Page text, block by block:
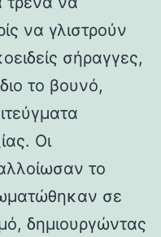
να γλιστρούν
σήραγγες,
το βουνό,
Οι
το
σε
δημιουργώντας